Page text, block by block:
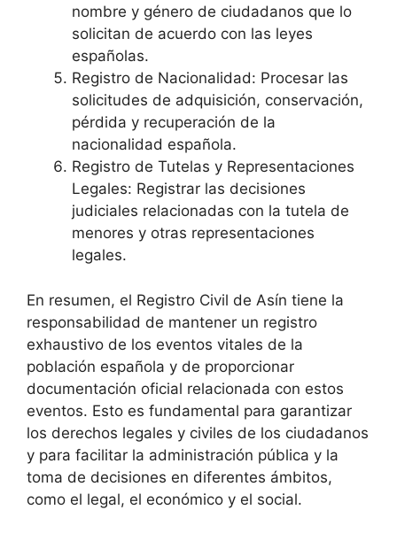
nombre y género de ciudadanos que lo
solicitan de acuerdo con las leyes
españolas.
Registro de Nacionalidad: Procesar las
solicitudes de adquisición, conservación,
pérdida y recuperación de la
nacionalidad española.
Registro de Tutelas y Representaciones
Legales: Registrar las decisiones
judiciales relacionadas con la tutela de
menores y otras representaciones
legales.
En resumen, el Registro Civil de Asín tiene la
responsabilidad de mantener un registro
exhaustivo de los eventos vitales de la
población española y de proporcionar
documentación oficial relacionada con estos
eventos. Esto es fundamental para garantizar
los derechos legales y civiles de los ciudadanos
y para facilitar la administración pública y la
toma de decisiones en diferentes ámbitos,
como el legal, el económico y el social.